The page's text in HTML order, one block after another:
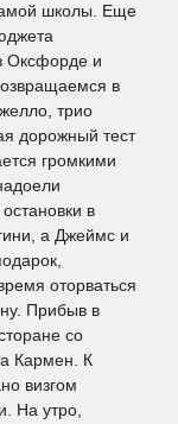
школы. Еще
Оксфорде и
в
трио
дорожный тест
громкими
в
а Джеймс и
оторваться
Прибыв в
со
Кармен. К
визгом
На утро,